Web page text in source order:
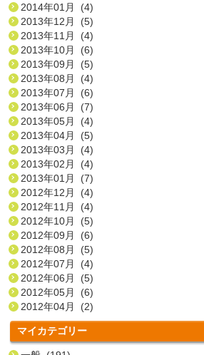
2014年01月 (4)
2013年12月 (5)
2013年11月 (4)
2013年10月 (6)
2013年09月 (5)
2013年08月 (4)
2013年07月 (6)
2013年06月 (7)
2013年05月 (4)
2013年04月 (5)
2013年03月 (4)
2013年02月 (4)
2013年01月 (7)
2012年12月 (4)
2012年11月 (4)
2012年10月 (5)
2012年09月 (6)
2012年08月 (5)
2012年07月 (4)
2012年06月 (5)
2012年05月 (6)
2012年04月 (2)
マイカテゴリー